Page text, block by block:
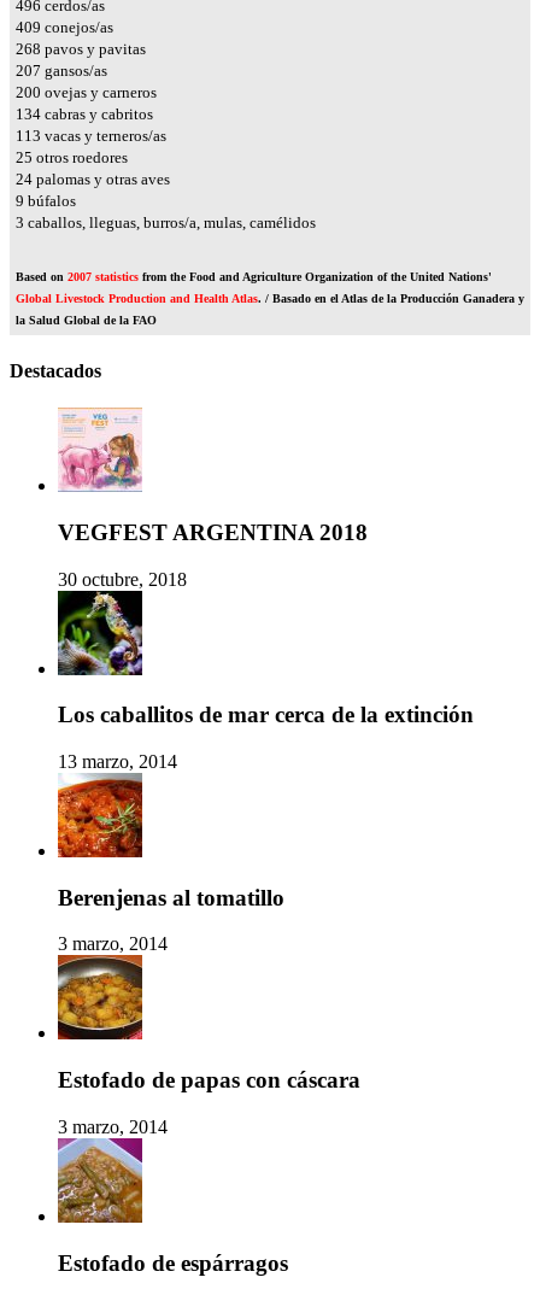
566 cerdos/as
467 conejos/as
307 pavos y pavitas
237 gansos/as
229 ovejas y carneros
153 cabras y cabritos
130 vacas y terneros/as
29 otros roedores
28 palomas y otras aves
10búfalos
4 caballos, lleguas, burros/a, mulas, camélidos
Based on 2007 statistics from the Food and Agriculture Organization of the United Nations'
Global Livestock Production and Health Atlas. / Basado en el Atlas de la Producción Ganadera y
la Salud Global de la FAO
Destacados
VEGFEST ARGENTINA 2018
30 octubre, 2018
Los caballitos de mar cerca de la extinción
13 marzo, 2014
Berenjenas al tomatillo
3 marzo, 2014
Estofado de papas con cáscara
3 marzo, 2014
Estofado de espárragos